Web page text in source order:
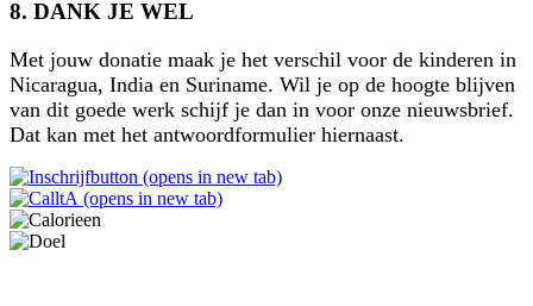
8. DANK JE WEL
Met jouw donatie maak je het verschil voor de kinderen in
Nicaragua, India en Suriname. Wil je op de hoogte blijven
van dit goede werk schijf je dan in voor onze nieuwsbrief.
Dat kan met het antwoordformulier hiernaast.
(opens in new tab)
(opens in new tab)